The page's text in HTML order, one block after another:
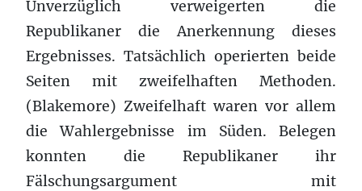
Unverzüglich verweigerten die
Republikaner die Anerkennung dieses
Ergebnisses. Tatsächlich operierten beide
Seiten mit zweifelhaften Methoden.
(Blakemore) Zweifelhaft waren vor allem
die Wahlergebnisse im Süden. Belegen
konnten die Republikaner ihr
Fälschungsargument mit